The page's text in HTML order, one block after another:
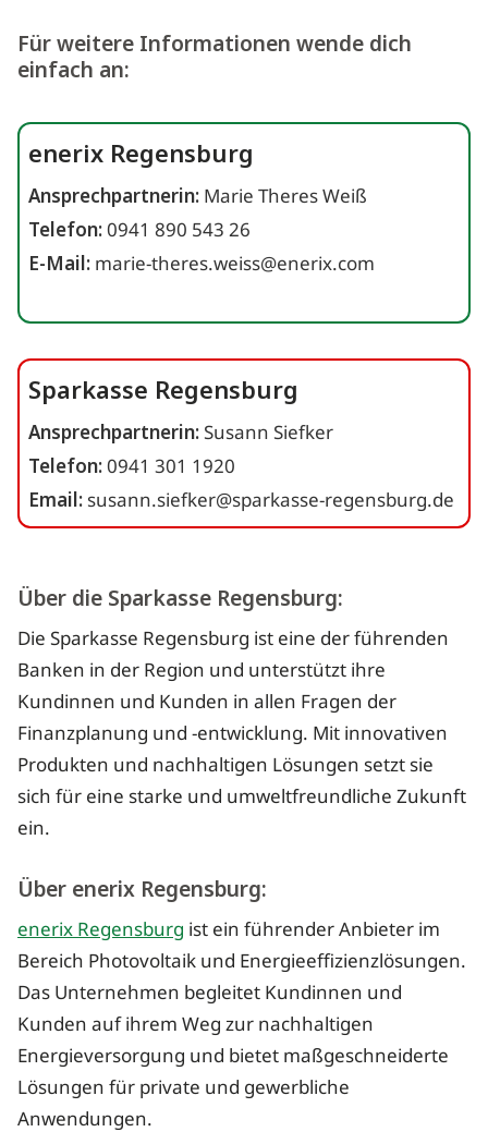
Für weitere Informationen wende dich
einfach an:
enerix Regensburg
Ansprechpartnerin: Marie Theres Weiß
Telefon:0941 890 543 26
E-Mail: marie-theres.weiss@enerix.com
Sparkasse Regensburg
Ansprechpartnerin:Susann Siefker
Telefon:0941 301 1920
Email: susann.siefker@sparkasse-regensburg.de
Über die Sparkasse Regensburg:
Die Sparkasse Regensburg ist eine der führenden
Banken in der Region und unterstützt ihre
Kundinnen und Kunden in allen Fragen der
Finanzplanung und -entwicklung. Mit innovativen
Produkten und nachhaltigen Lösungen setzt sie
sich für eine starke und umweltfreundliche Zukunft
ein.
Über enerix Regensburg:
enerix Regensburg ist ein führender Anbieter im
Bereich Photovoltaik und Energieeffizienzlösungen.
Das Unternehmen begleitet Kundinnen und
Kunden auf ihrem Weg zur nachhaltigen
Energieversorgung und bietet maßgeschneiderte
Lösungen für private und gewerbliche
Anwendungen.